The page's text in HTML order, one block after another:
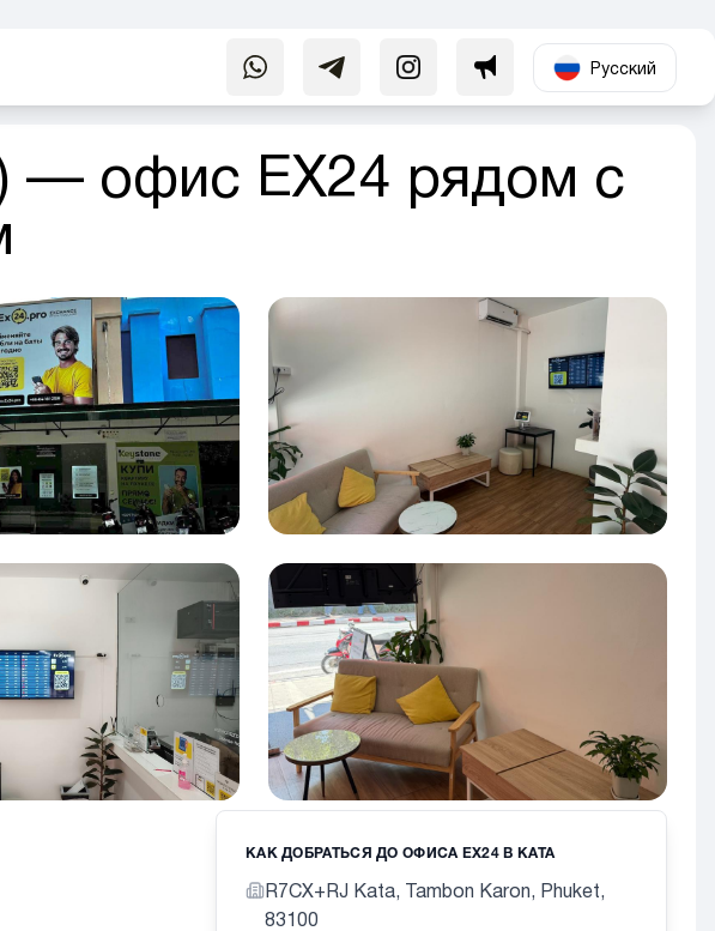
Русский
— офис EX24 рядом с
КАК ДОБРАТЬСЯ ДО ОФИСА EX24 В KATA
R7CX+RJ Kata, Tambon Karon, Phuket,
83100